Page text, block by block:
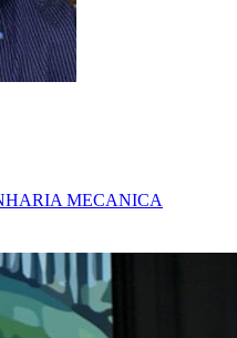
MECANICA